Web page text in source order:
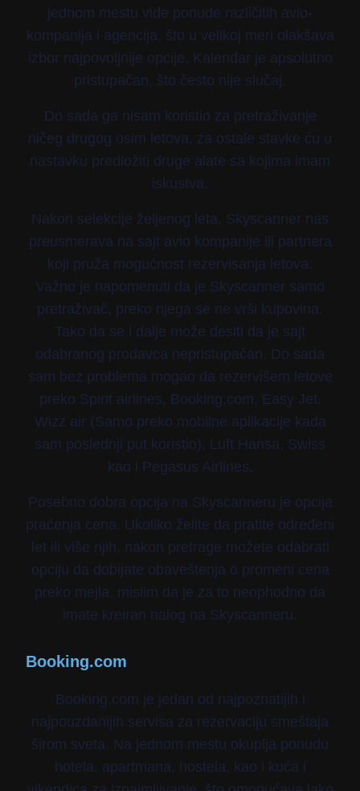
jednom mestu vide ponude različitih avio-
kompanija i agencija, što u velikoj meri olakšava
izbor najpovoljnije opcije. Kalendar je apsolutno
pristupačan, što često nije slučaj.
Do sada ga nisam koristio za pretraživanje
ničeg drugog osim letova, za ostale stavke ću u
nastavku predložiti druge alate sa kojima imam
iskustva.
Nakon selekcije željenog leta, Skyscanner nas
preusmerava na sajt avio kompanije ili partnera
koji pruža mogućnost rezervisanja letova.
Važno je napomenuti da je Skyscanner samo
pretraživač, preko njega se ne vrši kupovina.
Tako da se i dalje može desiti da je sajt
odabranog prodavca nepristupačan. Do sada
sam bez problema mogao da rezervišem letove
preko Spirit airlines, Booking.com, Easy Jet,
Wizz air (Samo preko mobilne aplikacije kada
sam poslednji put koristio), Luft Hansa, Swiss
kao i Pegasus Airlines.
Posebno dobra opcija na Skyscanneru je opcija
praćenja cena. Ukoliko želite da pratite određeni
let ili više njih, nakon pretrage možete odabrati
opciju da dobijate obaveštenja o promeni cena
preko mejla, mislim da je za to neophodno da
imate kreiran nalog na Skyscanneru.
Booking.com
Booking.com je jedan od najpoznatijih i
najpouzdanijih servisa za rezervaciju smeštaja
širom sveta. Na jednom mestu okuplja ponudu
hotela, apartmana, hostela, kao i kuća i